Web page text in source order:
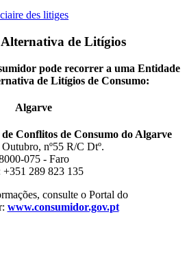
des litiges
Alternativa de Litígios
pode recorrer a uma Entidade
de Lití­gios de Consumo:
Algarve
Conflitos de Consumo do Algarve
nº55 R/C Dtº.
075 - Faro
+351 289 823 135
consulte o Portal do
www.consumidor.gov.pt